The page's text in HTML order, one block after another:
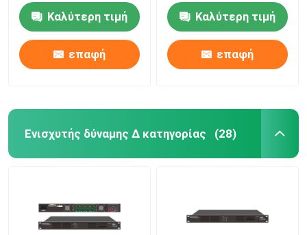
ISO9001 με τα μαύρα
κάγκελα μετάλλων
Καλύτερη τιμή
επαφή
ομιλητή 6W σε 10W
100V Καλύτερη τιμή
επαφή
Ενισχυτής δύναμης Δ κατηγορίας (28)